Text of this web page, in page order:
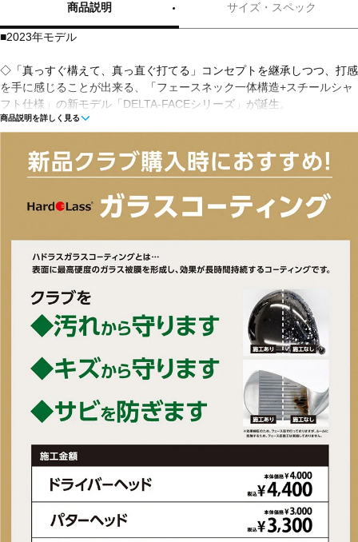
商品説明 サイズ・スペック
■2023年モデル
◇「真っすぐ構えて、真っ直ぐ打てる」コンセプトを継承しつつ、打感
を手に感じることが出来る、「フェースネック一体構造+スチールシャ
フト仕様」の新モデル「DELTA-FACEシリーズ」が誕生。
■ヘッド素材・製法(フェース)：ジュラルミン削り出し(ダイヤカット加
■ヘッド素材・製法：ジュラルミン削り出し+ステンレス
■ヘッド素材・製法(ボディ)：ジュラルミン削り出し
■ヘッドタイプ：マレット型
■ヘッド仕上げ：アルマイト仕上げ
■付属ヘッドカバー：有
■ルール適合：○
■シャフト名：KBS CT TOUR PUTTER
■番手：PT
■ロフト角(度)：1.5
■ライ角(度)：70
商品説明を詳しく見る